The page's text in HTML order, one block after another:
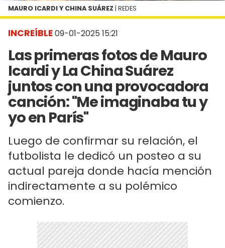
INCREÍBLE09-01-2025 15:21
Las primeras fotos de Mauro
Icardi y La China Suárez
juntos con una provocadora
canción: "Me imaginaba tu y
yo en París"
Luego de confirmar su relación, el
futbolista le dedicó un posteo a su
actual pareja donde hacía mención
indirectamente a su polémico
comienzo.
MAURO ICARDI Y CHINA SUÁREZ | REDES